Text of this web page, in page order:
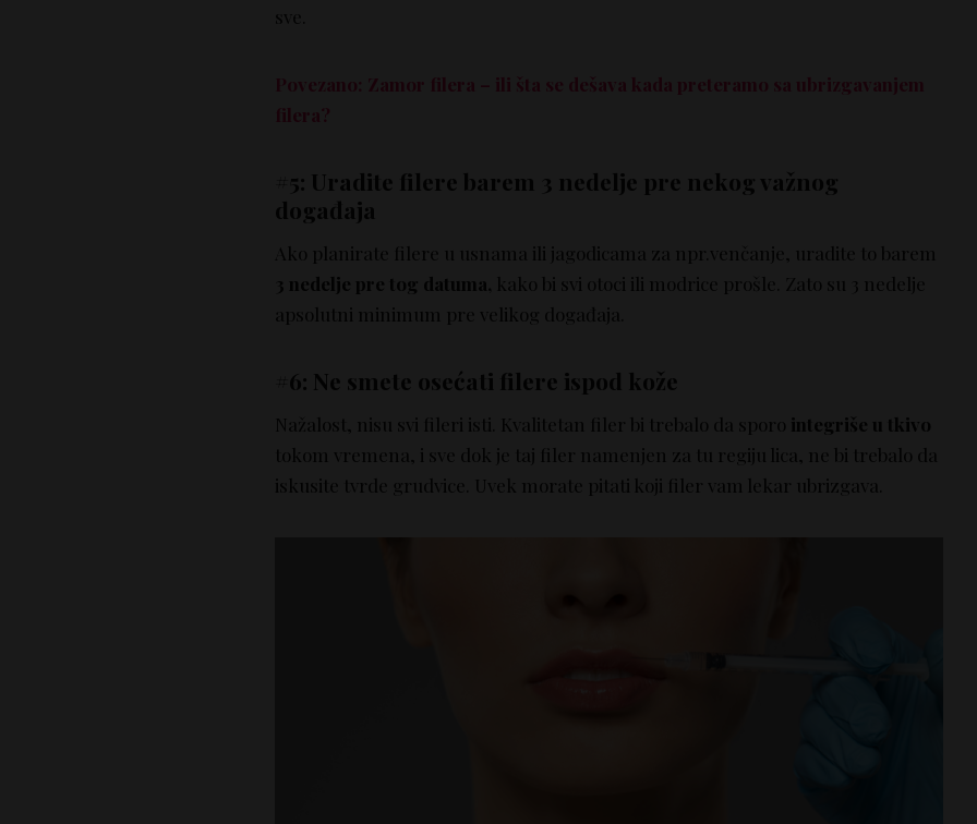
sve.
Povezano: Zamor filera – ili šta se dešava kada preteramo sa ubrizgavanjem
filera?
#5: Uradite filere barem 3 nedelje pre nekog važnog
događaja
Ako planirate filere u usnama ili jagodicama za npr.venčanje, uradite to barem
3 nedelje pre tog datuma, kako bi svi otoci ili modrice prošle. Zato su 3 nedelje
apsolutni minimum pre velikog događaja.
#6: Ne smete osećati filere ispod kože
Nažalost, nisu svi fileri isti. Kvalitetan filer bi trebalo da sporo integriše u tkivo
tokom vremena, i sve dok je taj filer namenjen za tu regiju lica, ne bi trebalo da
iskusite tvrde grudvice. Uvek morate pitati koji filer vam lekar ubrizgava.